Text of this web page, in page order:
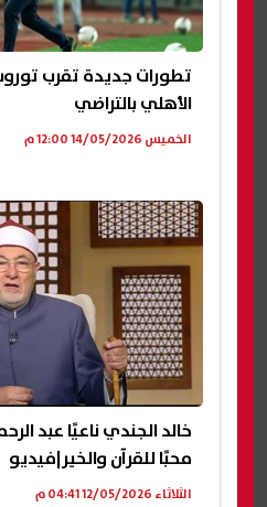
تطورات جديدة تقرب
الأهلي بالتراضي
الخميس 14/05/2026 12:00 م
خالد الجندي ناعيًا عبد
محبًا للقرآن والخير|فيديو
الثلاثاء 12/05/2026 04:41 م